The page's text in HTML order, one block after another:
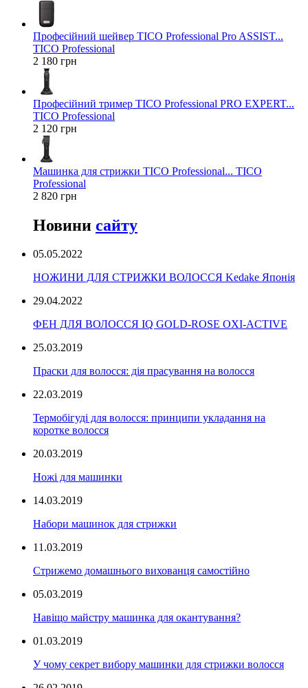
Професійний шейвер TICO Professional Pro ASSIST...
TICO Professional
2 180 грн
Професійний тример TICO Professional PRO EXPERT...
TICO Professional
2 120 грн
Машинка для стрижки TICO Professional... TICO
Professional
2 820 грн
Новини сайту
05.05.2022
НОЖИНИ ДЛЯ СТРИЖКИ ВОЛОССЯ Kedake Японія
29.04.2022
ФЕН ДЛЯ ВОЛОССЯ IQ GOLD-ROSE OXI-ACTIVE
25.03.2019
Праски для волосся: дія прасування на волосся
22.03.2019
Термобігуді для волосся: принципи укладання на
коротке волосся
20.03.2019
Ножі для машинки
14.03.2019
Набори машинок для стрижки
11.03.2019
Стрижемо домашнього вихованця самостійно
05.03.2019
Навіщо майстру машинка для окантування?
01.03.2019
У чому секрет вибору машинки для стрижки волосся